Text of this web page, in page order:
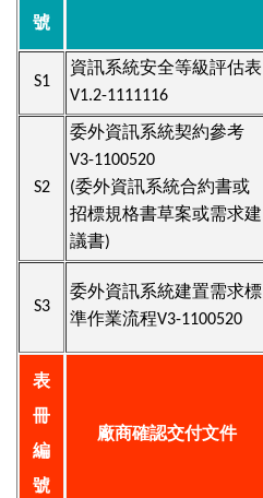
號
S1
資訊系統安全等級評估表
V1.2-1111116
S2
委外資訊系統契約參考
V3-1100520
(委外資訊系統合約書或
招標規格書草案或需求建
議書)
S3
委外資訊系統建置需求標
準作業流程V3-1100520
表
冊
編
號
廠商確認交付文件